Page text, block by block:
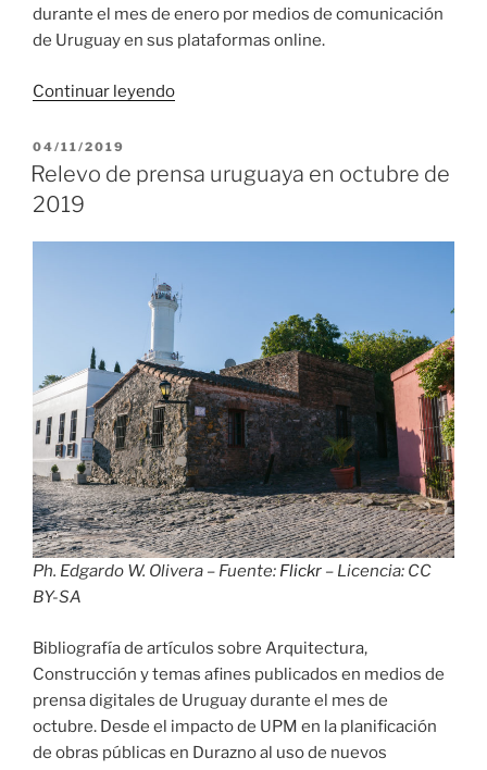
durante el mes de enero por medios de comunicación
de Uruguay en sus plataformas online.
Continuar leyendo«Relevo
uruguaya
de
PUBLICADO
EL
04/11/2019
Relevo de prensa uruguaya en octubre de
2019
Ph. Edgardo W. Olivera – Fuente: Flickr – Licencia: CC
BY-SA
Bibliografía de artículos sobre Arquitectura,
Construcción y temas afines publicados en medios de
prensa digitales de Uruguay durante el mes de
octubre. Desde el impacto de UPM en la planificación
de obras públicas en Durazno al uso de nuevos